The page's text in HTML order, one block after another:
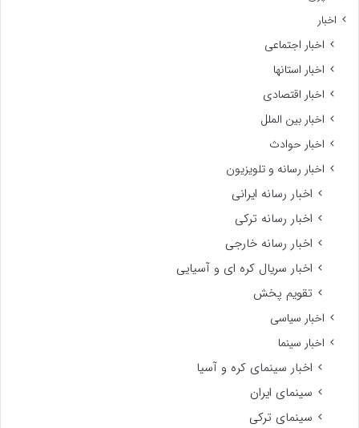
اخبار
اخبار اجتماعی
اخبار استانها
اخبار اقتصادی
اخبار بین الملل
اخبار حوادث
اخبار رسانه و تلویزیون
اخبار رسانه ایرانی
اخبار رسانه ترکی
اخبار رسانه خارجی
اخبار سریال کره ای و آسیایی
تقویم پخش
اخبار سیاسی
اخبار سینما
اخبار سینمای کره و آسیا
سینمای ایران
سینمای ترکی